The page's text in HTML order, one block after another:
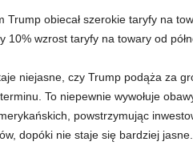
Trump obiecał szerokie taryfy na
10% wzrost taryfy na towary od
niejasne, czy Trump podąża za
To niepewnie wywołuje
powstrzymując
dopóki nie staje się bardziej jasne.